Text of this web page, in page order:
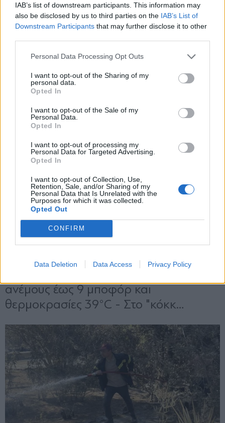
IAB’s list of downstream participants. This information may
also be disclosed by us to third parties on the IAB’s List of
Downstream Participants that may further disclose it to other
Personal Data Processing Opt Outs
I want to opt-out of the Sharing of my
personal data.
Opted In
I want to opt-out of the Sale of my
Personal Data.
Opted In
I want to opt-out of processing my
Personal Data for Targeted Advertising.
Opted In
I want to opt-out of Collection, Use,
Retention, Sale, and/or Sharing of my
Personal Data that Is Unrelated with the
Purposes for which it was collected.
Opted Out
CONFIRM
Data Deletion Data Access Privacy Policy
Εγγραφή στο newsletter
Αποδέχομαι τους
και την πολιτική απορρήτου
X